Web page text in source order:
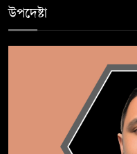
উপদেষ্টা